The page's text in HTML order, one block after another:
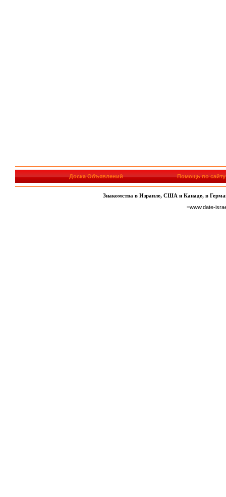
Доска Объявлений Помощь по сайту
Знакомства в Израиле, США и Канаде, в
=www.date-